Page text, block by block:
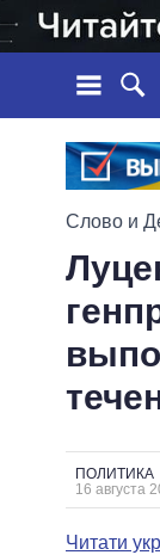
СТАТЬИ
ВСЕ
ГЛАВЫ
МЭРЫ
Слово и
ПОЛИТИКА
16 августа
Читати